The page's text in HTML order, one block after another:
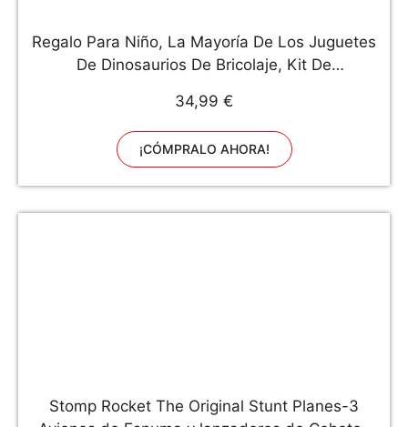
Regalo Para Niño, La Mayoría De Los Juguetes
De Dinosaurios De Bricolaje, Kit De
Mini Dinosaurios Realistas, Control Remoto,
Colores Rgb
34,99 €
¡CÓMPRALO AHORA!
Stomp Rocket The Original Stunt Planes-3